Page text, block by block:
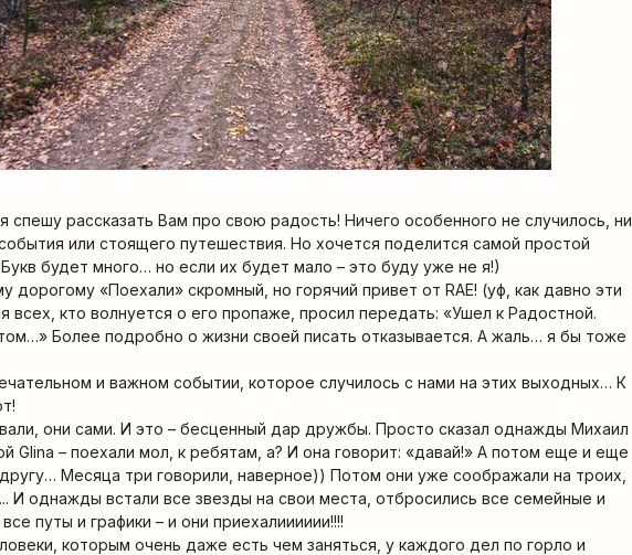
спешу рассказать Вам про свою радость! Ничего особенного не случилось, ни
или стоящего путешествия. Но хочется поделится самой простой
будет много… но если их будет мало – это буду уже не я!)
дорогому «Поехали» скромный, но горячий привет от RAE! (уф, как давно эти
всех, кто волнуется о его пропаже, просил передать: «Ушел к Радостной.
Более подробно о жизни своей писать отказывается. А жаль… я бы тоже
и важном событии, которое случилось с нами на этих выходных… К
они сами. И это – бесценный дар дружбы. Просто сказал однажды Михаил
Glina – поехали мол, к ребятам, а? И она говорит: «давай!» А потом еще и еще
Месяца три говорили, наверное)) Потом они уже соображали на троих,
И однажды встали все звезды на свои места, отбросились все семейные и
путы и графики – и они приехалииииии!!!!
которым очень даже есть чем заняться, у каждого дел по горло и